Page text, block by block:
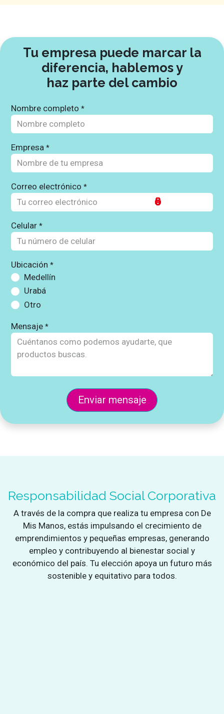
Tu empresa puede marcar la
diferencia, hablemos y
haz parte del cambio
Nombre completo *
Empresa *
Correo electrónico *
Celular *
Ubicación *
Medellín
Urabá
Otro
Mensaje *
En​​​​viar mensaje
Responsabilidad Social Corporativa
A través de la compra que realiza tu empresa con De
Mis Manos, estás impulsando el crecimiento de
emprendimientos y pequeñas empresas, generando
empleo y contribuyendo al bienestar social y
económico del país. Tu elección apoya un futuro más
sostenible y equitativo para todos.